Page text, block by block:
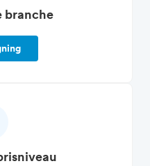
branche